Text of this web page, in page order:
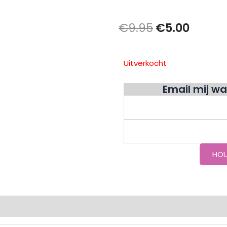
€9.95
was:
€9.95.
€5.00Huidige
€5.00.
Uitverkocht
Email mij